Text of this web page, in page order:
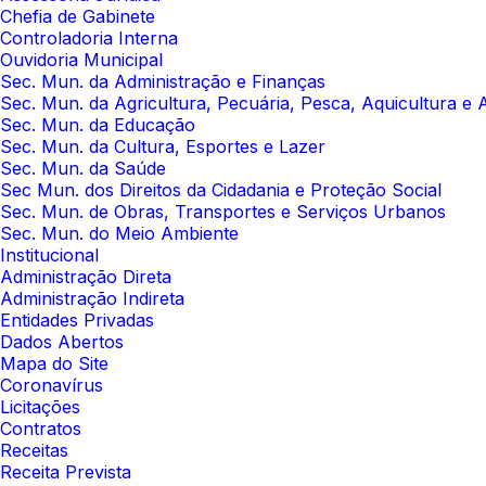
Chefia de Gabinete
Controladoria Interna
Ouvidoria Municipal
Sec. Mun. da Administração e Finanças
Sec. Mun. da Agricultura, Pecuária, Pesca, Aquicultura e
Sec. Mun. da Educação
Sec. Mun. da Cultura, Esportes e Lazer
Sec. Mun. da Saúde
Sec Mun. dos Direitos da Cidadania e Proteção Social
Sec. Mun. de Obras, Transportes e Serviços Urbanos
Sec. Mun. do Meio Ambiente
Institucional
Administração Direta
Administração Indireta
Entidades Privadas
Dados Abertos
Mapa do Site
Coronavírus
Licitações
Contratos
Receitas
Receita Prevista